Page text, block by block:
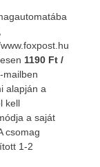
1190 Ft /
alapján a
kell
a saját
csomag
1-2